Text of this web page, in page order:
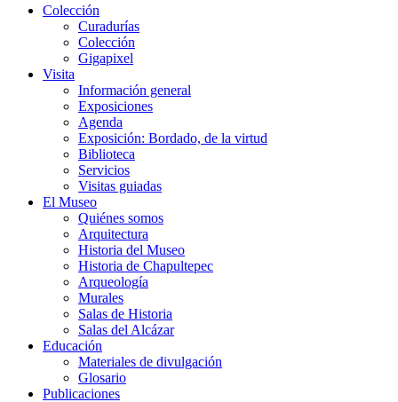
Colección
Curadurías
Colección
Gigapixel
Visita
Información general
Exposiciones
Agenda
Exposición: Bordado, de la virtud
Biblioteca
Servicios
Visitas guiadas
El Museo
Quiénes somos
Arquitectura
Historia del Museo
Historia de Chapultepec
Arqueología
Murales
Salas de Historia
Salas del Alcázar
Educación
Materiales de divulgación
Glosario
Publicaciones